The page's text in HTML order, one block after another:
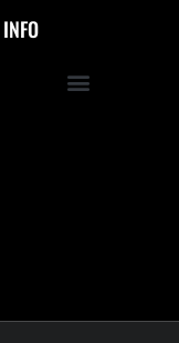
INFO